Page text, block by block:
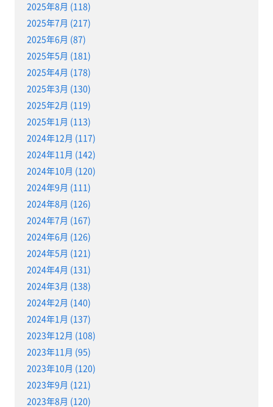
2025年8月 (118)
2025年7月 (217)
2025年6月 (87)
2025年5月 (181)
2025年4月 (178)
2025年3月 (130)
2025年2月 (119)
2025年1月 (113)
2024年12月 (117)
2024年11月 (142)
2024年10月 (120)
2024年9月 (111)
2024年8月 (126)
2024年7月 (167)
2024年6月 (126)
2024年5月 (121)
2024年4月 (131)
2024年3月 (138)
2024年2月 (140)
2024年1月 (137)
2023年12月 (108)
2023年11月 (95)
2023年10月 (120)
2023年9月 (121)
2023年8月 (120)